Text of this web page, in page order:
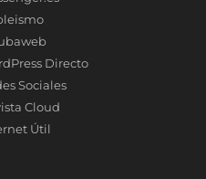
Directo
Sociales
Cloud
Útil